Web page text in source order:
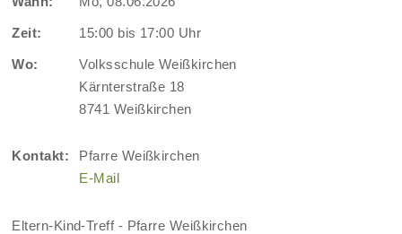
Zeit: 15:00 bis 17:00 Uhr
Wo:
Volksschule Weißkirchen
Kärnterstraße 18
8741 Weißkirchen
Kontakt:
Pfarre Weißkirchen
E-Mail
Eltern-Kind-Treff - Pfarre Weißkirchen